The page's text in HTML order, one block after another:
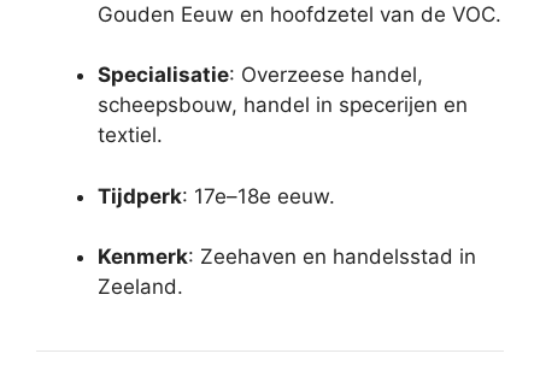
Gouden Eeuw en hoofdzetel van de VOC.
Specialisatie: Overzeese handel,
scheepsbouw, handel in specerijen en
textiel.
Tijdperk: 17e–18e eeuw.
Kenmerk: Zeehaven en handelsstad in
Zeeland.